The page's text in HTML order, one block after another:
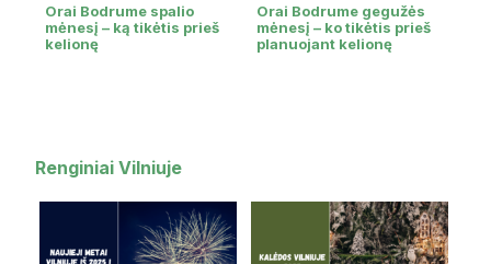
Orai Bodrume spalio
mėnesį – ką tikėtis prieš
kelionę
Orai Bodrume gegužės
mėnesį – ko tikėtis prieš
planuojant kelionę
Renginiai Vilniuje